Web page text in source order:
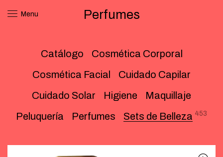
Menu Perfumes
Catálogo
Cosmética Corporal
Cosmética Facial
Cuidado Capilar
Cuidado Solar
Higiene
Maquillaje
Peluquería
Perfumes Sets de Belleza 453